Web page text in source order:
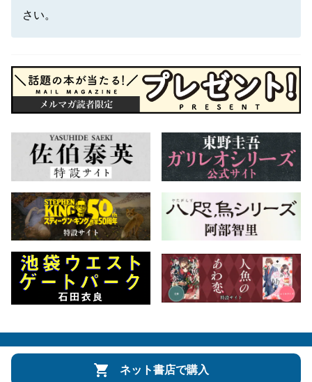
さい。
ネット書店で購入
会社概要 自費出版のご案内 お問合せ
株式会社文藝春秋 文春オンライン Number Web